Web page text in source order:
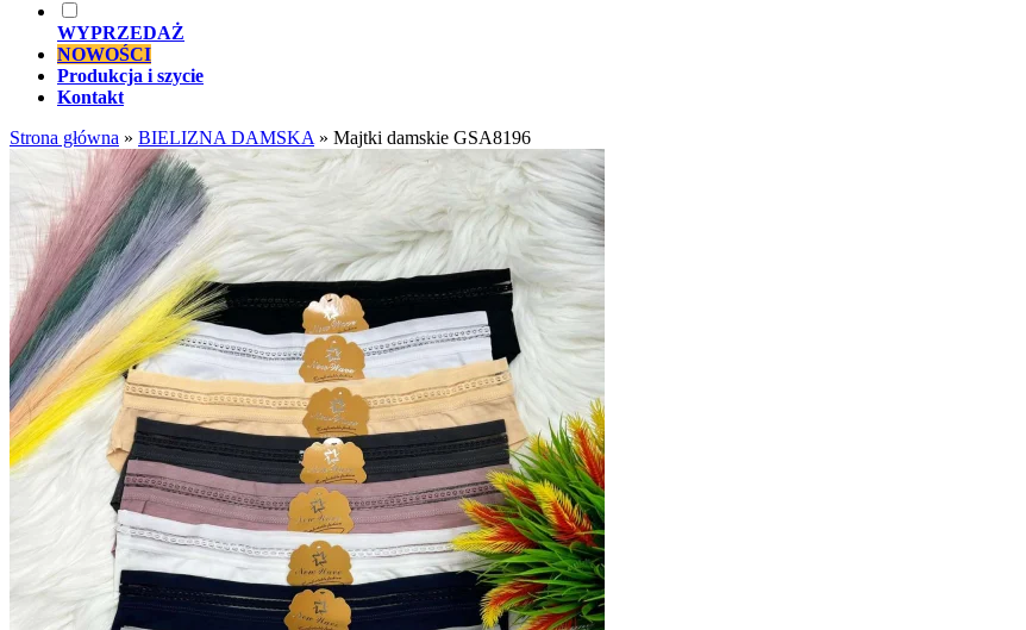
WYPRZEDAŻ
NOWOŚCI
Produkcja i szycie
Kontakt
Strona główna » BIELIZNA DAMSKA » Majtki damskie GSA8196